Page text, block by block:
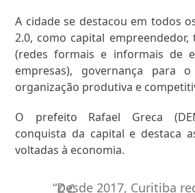
A cidade se destacou em todos
2.0, como capital empreendedor,
(redes formais e informais de
empresas), governança para o
organização produtiva e
O prefeito Rafael Greca
conquista da capital e destaca
voltadas à economia.
“Desde 2017, Curitiba